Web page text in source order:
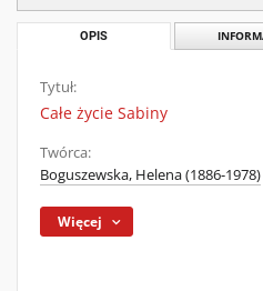
OPIS
Tytuł:
Całe życie Sabiny
Twórca:
Boguszewska, Helena (1886-1978)
Więcej